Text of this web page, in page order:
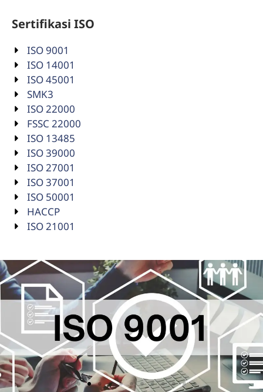
Sertifikasi ISO
ISO 9001
ISO 14001
ISO 45001
SMK3
ISO 22000
FSSC 22000
ISO 13485
ISO 39000
ISO 27001
ISO 37001
ISO 50001
HACCP
ISO 21001